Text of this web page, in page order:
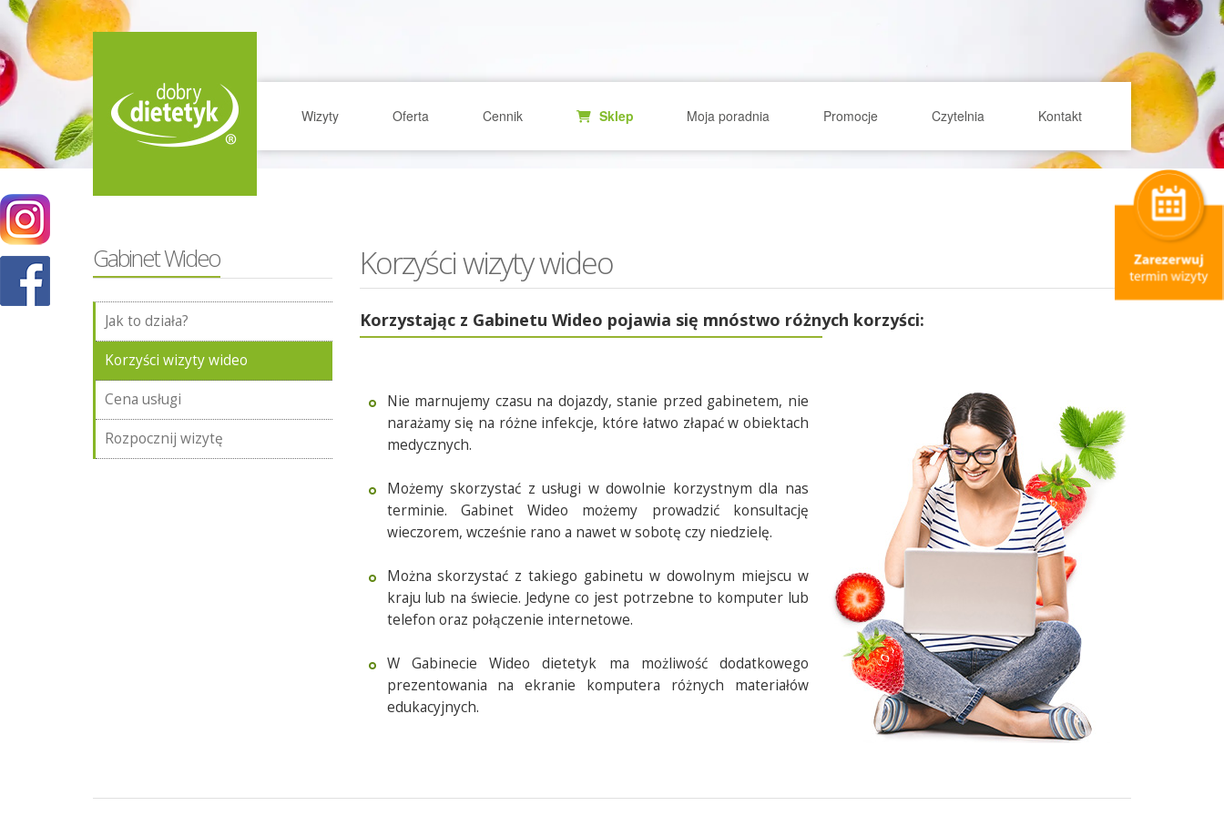
Wizyty Oferta Cennik Sklep Moja poradnia Promocje Czytelnia Kontakt
Gabinet Wideo
Jak to działa?
Korzyści wizyty wideo
Cena usługi
Rozpocznij wizytę
Korzyści wizyty wideo
Korzystając z Gabinetu Wideo pojawia się mnóstwo różnych korzyści:
Nie marnujemy czasu na dojazdy, stanie przed gabinetem, nie
narażamy się na różne infekcje, które łatwo złapać w obiektach
medycznych.
Możemy skorzystać z usługi w dowolnie korzystnym dla nas
terminie. Gabinet Wideo możemy prowadzić konsultację
wieczorem, wcześnie rano a nawet w sobotę czy niedzielę.
Można skorzystać z takiego gabinetu w dowolnym miejscu w
kraju lub na świecie. Jedyne co jest potrzebne to komputer lub
telefon oraz połączenie internetowe.
W Gabinecie Wideo dietetyk ma możliwość dodatkowego
prezentowania na ekranie komputera różnych materiałów
edukacyjnych.